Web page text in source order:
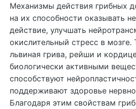
Механизмы действия грибных
на их способности оказывать
действие, улучшать
окислительный стресс в мозге.
львиная грива, рейши и
биологически активными
способствуют
поддерживают здоровье
Благодаря этим свойствам